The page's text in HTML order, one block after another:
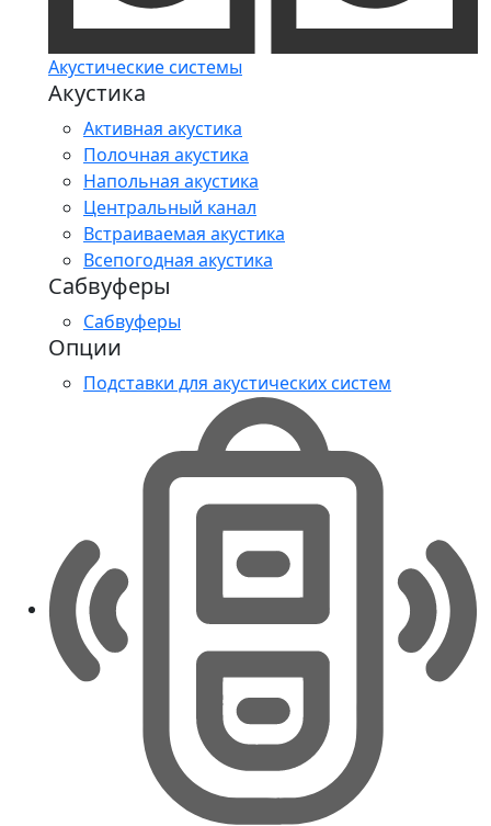
Акустические системы
Акустика
Активная акустика
Полочная акустика
Напольная акустика
Центральный канал
Встраиваемая акустика
Всепогодная акустика
Сабвуферы
Сабвуферы
Опции
Подставки для акустических систем